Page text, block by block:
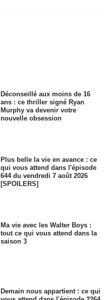
Déconseillé aux moins de 16
ans : ce thriller signé Ryan
Murphy va devenir votre
nouvelle obsession
Plus belle la vie en avance : ce
qui vous attend dans l'épisode
644 du vendredi 7 août 2026
[SPOILERS]
Ma vie avec les Walter Boys :
tout ce qui vous attend dans la
saison 3
Demain nous appartient : ce qui